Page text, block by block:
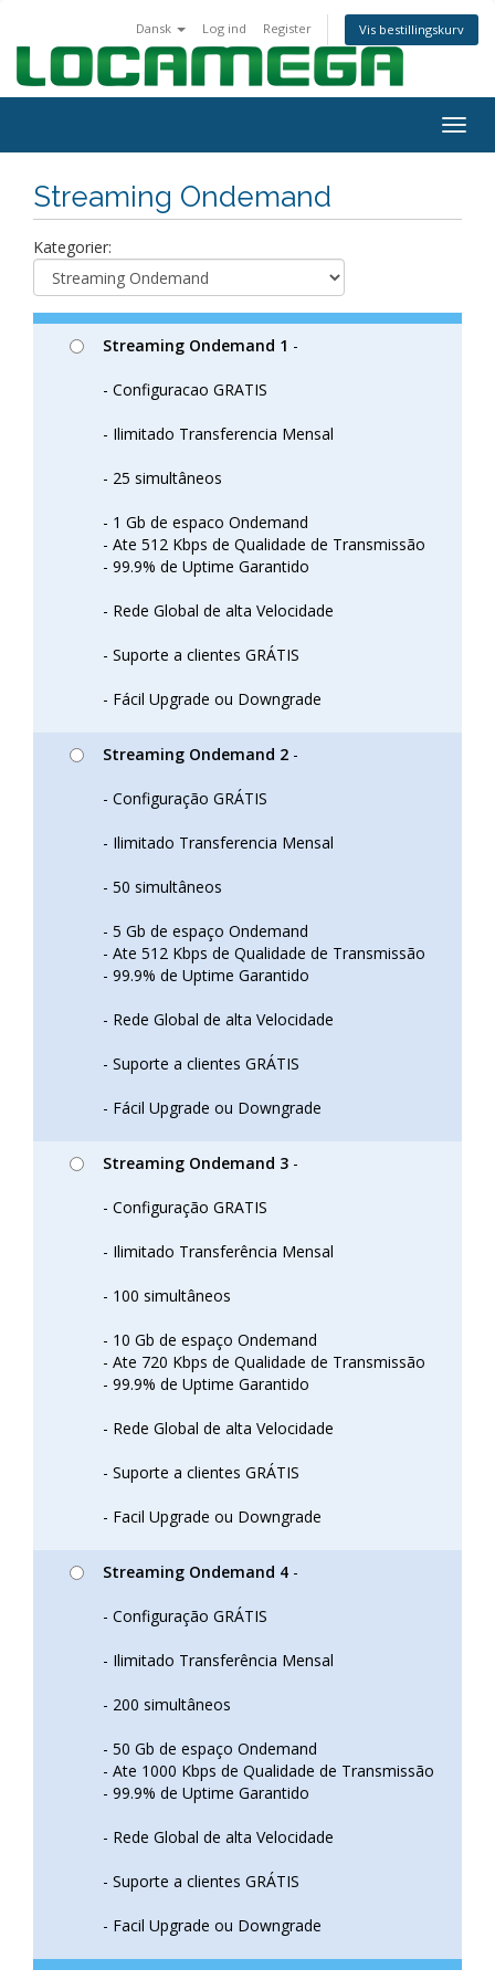
Dansk Log ind Register Vis bestillingskurv
Streaming Ondemand
Kategorier:
Streaming Ondemand 1 -
- Configuracao GRATIS
- Ilimitado Transferencia Mensal
- 25 simultâneos
- 1 Gb de espaco Ondemand
- Ate 512 Kbps de Qualidade de Transmissão
- 99.9% de Uptime Garantido
- Rede Global de alta Velocidade
- Suporte a clientes GRÁTIS
- Fácil Upgrade ou Downgrade
Streaming Ondemand 2 -
- Configuração GRÁTIS
- Ilimitado Transferencia Mensal
- 50 simultâneos
- 5 Gb de espaço Ondemand
- Ate 512 Kbps de Qualidade de Transmissão
- 99.9% de Uptime Garantido
- Rede Global de alta Velocidade
- Suporte a clientes GRÁTIS
- Fácil Upgrade ou Downgrade
Streaming Ondemand 3 -
- Configuração GRATIS
- Ilimitado Transferência Mensal
- 100 simultâneos
- 10 Gb de espaço Ondemand
- Ate 720 Kbps de Qualidade de Transmissão
- 99.9% de Uptime Garantido
- Rede Global de alta Velocidade
- Suporte a clientes GRÁTIS
- Facil Upgrade ou Downgrade
Streaming Ondemand 4 -
- Configuração GRÁTIS
- Ilimitado Transferência Mensal
- 200 simultâneos
- 50 Gb de espaço Ondemand
- Ate 1000 Kbps de Qualidade de Transmissão
- 99.9% de Uptime Garantido
- Rede Global de alta Velocidade
- Suporte a clientes GRÁTIS
- Facil Upgrade ou Downgrade